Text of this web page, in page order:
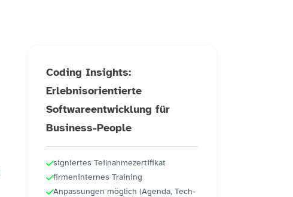
Coding Insights:
Erlebnisorientierte
Softwareentwicklung für
Business-People
signiertes Teilnahmezertifikat
firmeninternes Training
Anpassungen möglich (Agenda, Tech-